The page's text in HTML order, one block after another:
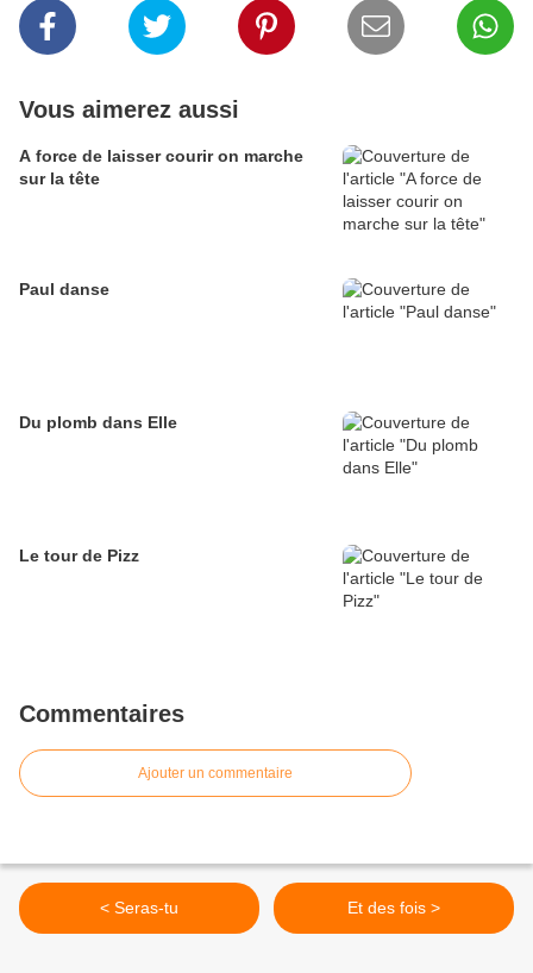
Vous aimerez aussi
A force de laisser courir on marche
sur la tête
Paul danse
Du plomb dans Elle
Le tour de Pizz
Commentaires
Ajouter un commentaire
< Seras-tu Et des fois >